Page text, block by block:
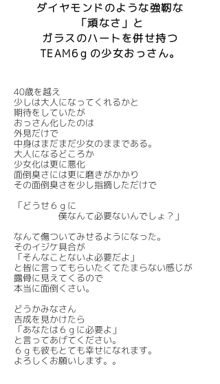
ダイヤモンドのような強靭な
「頑なさ」と
ガラスのハートを併せ持つ
TEAM6ｇの少女おっさん。
40​歳を越え
少しは大人になってくれるかと
​期待をしていたが
​おっさん化したのは
外見だけで
中身はまだまだ少女のままである。
大人になるどころか
少女化は更に悪化
​面倒臭さには更に磨きがかかり
​その面倒臭さを少し指摘しただけで
「どうせ６ｇに
僕なんて必要ないんでしょ？」
なんて傷ついてみせるようになった。
そのイジケ​具合が
​「そんなことないよ必要だよ」
​と皆に言ってもらいたくてたまらない感じが
露骨に見えてくるので
​本当に面倒くさい。
どうかみなさん
吉成を見かけたら
「あなたは６ｇに必要よ」
​と言ってあげてください。
​６ｇも彼もとても幸せになれます。
​よろしくお願いします。。